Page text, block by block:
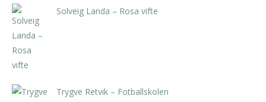
Solveig Landa – Rosa vifte
Trygve Retvik – Fotballskolen